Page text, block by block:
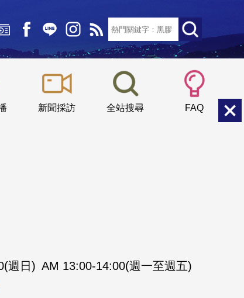
新聞採訪 全站搜尋 FAQ
小 中
週日) AM 13:00-14:00(週一至週五)